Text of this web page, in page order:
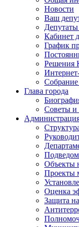
Новости
Ваш
Кабинет
График
Решения
Глава города
Советы и
Объекты
Проекты
Оценка
Защита